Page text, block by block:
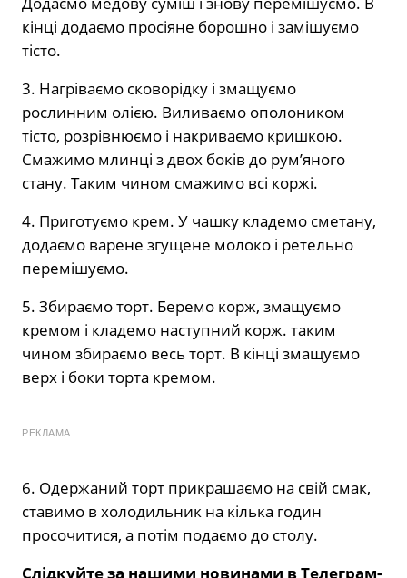
кінці додаємо просіяне борошно і замішуємо
тісто.
3. Нагріваємо сковорідку і змащуємо
рослинним олією. Виливаємо ополоником
тісто, розрівнюємо і накриваємо кришкою.
Смажимо млинці з двох боків до рум’яного
стану. Таким чином смажимо всі коржі.
4. Приготуємо крем. У чашку кладемо сметану,
додаємо варене згущене молоко і ретельно
перемішуємо.
5. Збираємо торт. Беремо корж, змащуємо
кремом і кладемо наступний корж. таким
чином збираємо весь торт. В кінці змащуємо
верх і боки торта кремом.
РЕКЛАМА
6. Одержаний торт прикрашаємо на свій смак,
ставимо в холодильник на кілька годин
просочитися, а потім подаємо до столу.
Слідкуйте за нашими новинами в Телеграм-